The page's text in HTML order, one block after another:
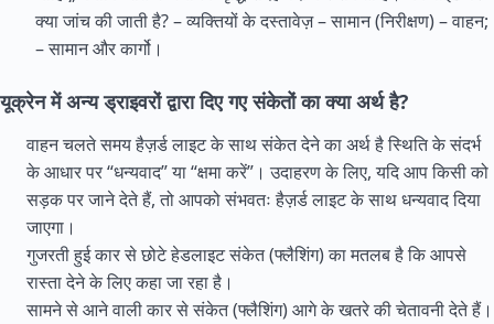
क्या जांच की जाती है? – व्यक्तियों के दस्तावेज़ – सामान (निरीक्षण) – वाहन;
– सामान और कार्गो।
यूक्रेन में अन्य ड्राइवरों द्वारा दिए गए संकेतों का क्या अर्थ है?
वाहन चलते समय हैज़र्ड लाइट के साथ संकेत देने का अर्थ है स्थिति के संदर्भ
के आधार पर “धन्यवाद” या “क्षमा करें”। उदाहरण के लिए, यदि आप किसी को
सड़क पर जाने देते हैं, तो आपको संभवतः हैज़र्ड लाइट के साथ धन्यवाद दिया
जाएगा।
गुजरती हुई कार से छोटे हेडलाइट संकेत (फ्लैशिंग) का मतलब है कि आपसे
रास्ता देने के लिए कहा जा रहा है।
सामने से आने वाली कार से संकेत (फ्लैशिंग) आगे के खतरे की चेतावनी देते हैं।